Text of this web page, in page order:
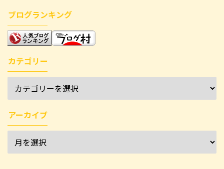
ブログランキング
カテゴリー
アーカイブ